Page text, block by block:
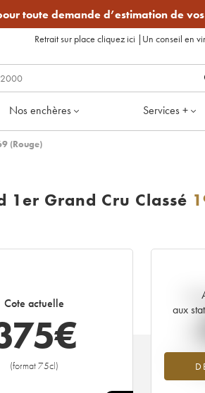
toute demande d’estimation de
Retrait sur place cliquez ici | Un conseil en
Nos enchères Services +
(Rouge)
1er Grand Cru Classé
Cote actuelle
€
(format 75cl)
aux